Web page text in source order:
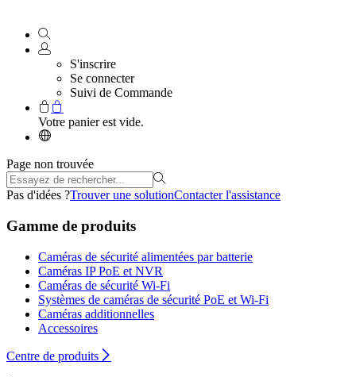
S'inscrire
Se connecter
Suivi de Commande
Votre panier est vide.
Page non trouvée
Pas d'idées ?Trouver une solutionContacter l'assistance
Gamme de produits
Caméras de sécurité alimentées par batterie
Caméras IP PoE et NVR
Caméras de sécurité Wi-Fi
Systèmes de caméras de sécurité PoE et Wi-Fi
Caméras additionnelles
Accessoires
Centre de produits